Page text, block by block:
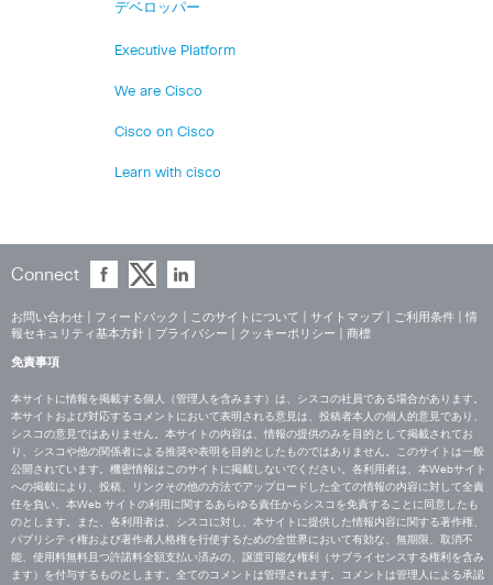
デベロッパー
Executive Platform
We are Cisco
Cisco on Cisco
Learn with cisco
Connect
お問い合わせ フィードバック このサイトについて サイトマップ ご利用条件
情
報セキュリティ基本方針
プライバシー クッキーポリシー 商標
免責事項
本サイトに情報を掲載する個人（管理人を含みます）は、シスコの社員である場合があります。
本サイトおよび対応するコメントにおいて表明される意見は、投稿者本人の個人的意見であり、
シスコの意見ではありません。本サイトの内容は、情報の提供のみを目的として掲載されてお
り、シスコや他の関係者による推奨や表明を目的としたものではありません。このサイトは一般
公開されています。機密情報はこのサイトに掲載しないでください。各利用者は、本Webサイト
への掲載により、投稿、リンクその他の方法でアップロードした全ての情報の内容に対して全責
任を負い、本Web サイトの利用に関するあらゆる責任からシスコを免責することに同意したも
のとします。また、各利用者は、シスコに対し、本サイトに提供した情報内容に関する著作権、
パブリシティ権および著作者人格権を行使するための全世界において有効な、無期限、取消不
能、使用料無料且つ許諾料全額支払い済みの、譲渡可能な権利（サブライセンスする権利を含み
ます）を付与するものとします。全てのコメントは管理されます。コメントは管理人による承認